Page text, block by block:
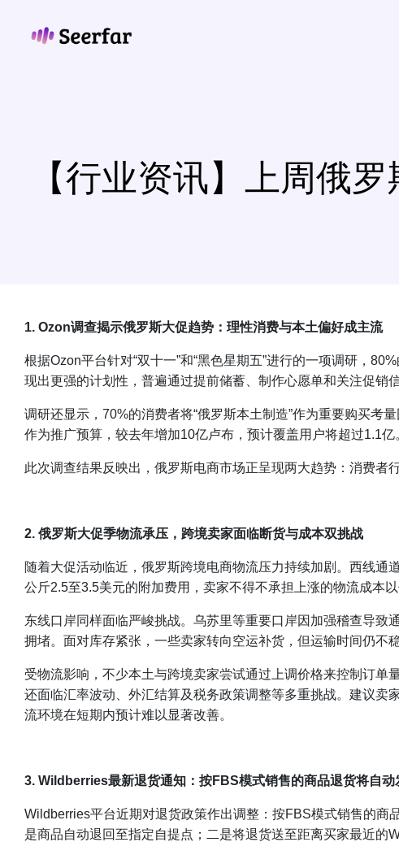
【行业资讯】上周俄
1. Ozon调查揭示俄罗斯大促趋势：理性消费与本土偏好成主流
根据Ozon平台针对“双十一”和“黑色星期五”进行的一项调研，
现出更强的计划性，普遍通过提前储蓄、制作心愿单和关注促销
调研还显示，70%的消费者将“俄罗斯本土制造”作为重要购买考
作为推广预算，较去年增加10亿卢布，预计覆盖用户将超过1.1亿
此次调查结果反映出，俄罗斯电商市场正呈现两大趋势：消费者
2. 俄罗斯大促季物流承压，跨境卖家面临断货与成本双挑战
随着大促活动临近，俄罗斯跨境电商物流压力持续加剧。西线
公斤2.5至3.5美元的附加费用，卖家不得不承担上涨的物流成本
东线口岸同样面临严峻挑战。乌苏里等重要口岸因加强稽查导
拥堵。面对库存紧张，一些卖家转向空运补货，但运输时间仍不稳
受物流影响，不少本土与跨境卖家尝试通过上调价格来控制订单
还面临汇率波动、外汇结算及税务政策调整等多重挑战。建议
流环境在短期内预计难以显著改善。
3. Wildberries最新退货通知：按FBS模式销售的商品退货将自动
Wildberries平台近期对退货政策作出调整：按FBS模式销售的
是商品自动退回至指定自提点；二是将退货送至距离买家最近